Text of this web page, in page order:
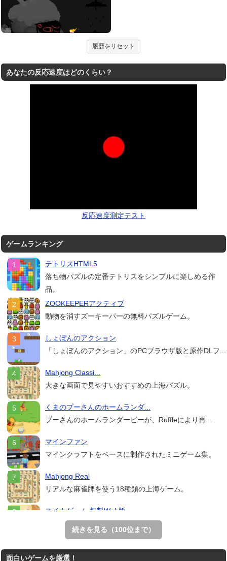
履歴をリセット
あなたの反応速度はどのくらい？
反応速度測定テスト
ゲームランキング
テトリスHTML5
落ち物パズルの定番テトリスをシンプルに楽しめる作
品。
ZOOKEEPERアクティブ
動物を消すズーキーパーの無料パズルゲーム。
しょぼんのアクション
「しょぼんのアクション」のPCブラウザ版と原作DLフ...
Mahjong Classi...
大きな画面で見やすいおすすめの上海パズル。
くまのプーさんのホームランダ...
プーさんのホームランダービーが、Ruffleにより再...
マインファン
マインクラフトをベースに制作されたミニゲーム集。
Mahjong Real
リアルな麻雀牌を使う18種類の上海ゲーム。
スイカゲーム 無料Web版
スイカゲームをスクラッチで再現した無料Web版。
王国を構築していく放置系のシミュレーションゲーム。
続きを見る（100位まで）
面白いゲームを厳選！